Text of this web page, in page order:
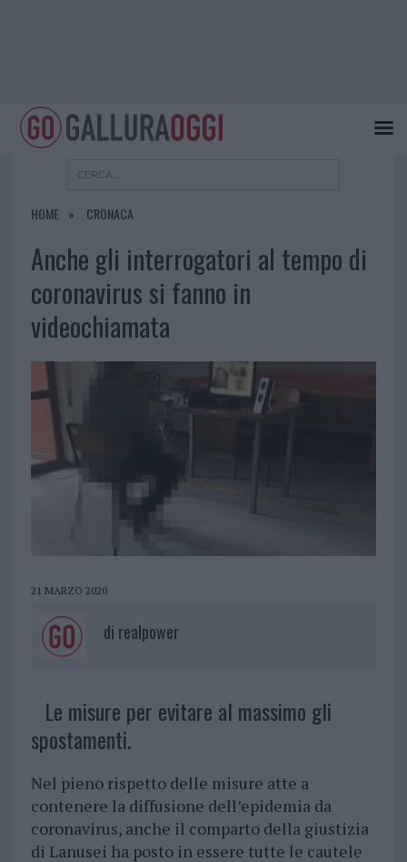
HOME CRONACA
Anche gli interrogatori al tempo di
coronavirus si fanno in
videochiamata
21 MARZO 2020
di realpower
Le misure per evitare al massimo gli
spostamenti.
Nel pieno rispetto delle misure atte a
contenere la diffusione dell’epidemia da
coronavirus, anche il comparto della giustizia
di Lanusei ha posto in essere tutte le cautele